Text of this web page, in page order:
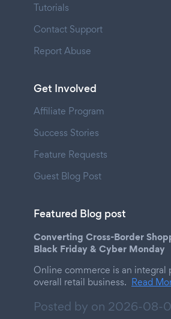
Tutorials
Contact Support
Report Abuse
Get Involved
Affiliate Program
Success Stories
Feature Requests
Guest Blog Post
Featured Blog post
Converting Cross-Border
Black Friday & Cyber Monday
Online commerce is an integral
overall retail business. Read
Posted by on 2026-08-